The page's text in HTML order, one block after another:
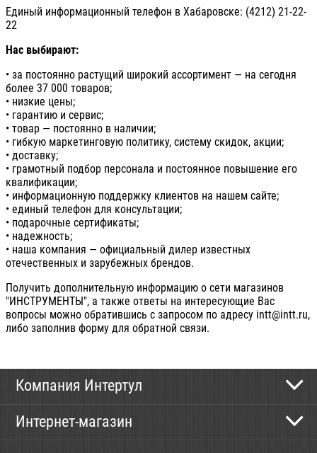
Единый информационный телефон в Хабаровске: (4212) 21-22-
22
Нас выбирают:
• за постоянно растущий широкий ассортимент — на сегодня
более 37 000 товаров;
• низкие цены;
• гарантию и сервис;
• товар — постоянно в наличии;
• гибкую маркетинговую политику, систему скидок, акции;
• доставку;
• грамотный подбор персонала и постоянное повышение его
квалификации;
• информационную поддержку клиентов на нашем сайте;
• единый телефон для консультации;
• подарочные сертификаты;
• надежность;
• наша компания — официальный дилер известных
отечественных и зарубежных брендов.
Получить дополнительную информацию о сети магазинов
"ИНСТРУМЕНТЫ", а также ответы на интересующие Вас
вопросы можно обратившись с запросом по адресу intt@intt.ru,
либо заполнив форму для обратной связи.
Компания Интертул
Новости
Интернет-магазин